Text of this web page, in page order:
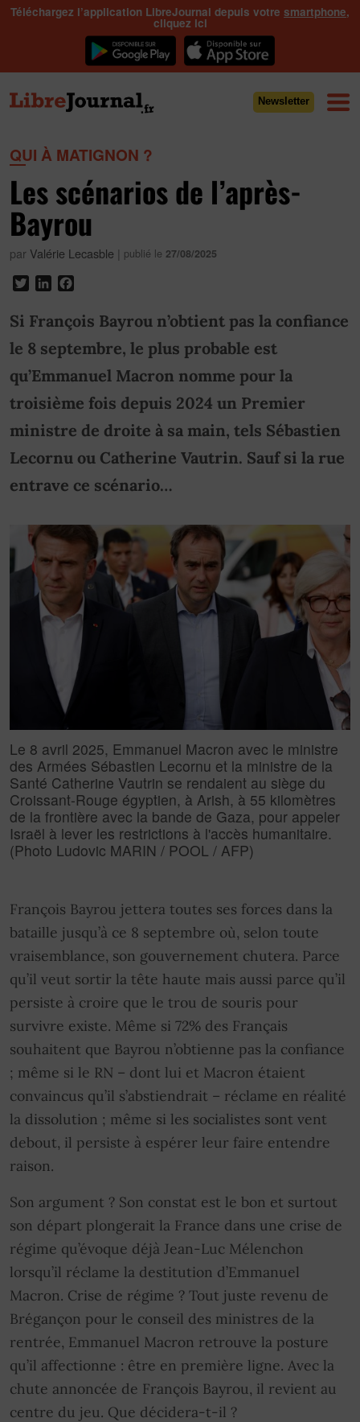
Téléchargez l’application LibreJournal depuis votre smartphone,
cliquez ici
Newsletter
QUI À MATIGNON ?
Les scénarios de l’après-
Bayrou
par Valérie Lecasble | publié le 27/08/2025
TwitterLinkedIn
Si François Bayrou n’obtient pas la confiance
le 8 septembre, le plus probable est
qu’Emmanuel Macron nomme pour la
troisième fois depuis 2024 un Premier
ministre de droite à sa main, tels Sébastien
Lecornu ou Catherine Vautrin. Sauf si la rue
entrave ce scénario…
Le 8 avril 2025, Emmanuel Macron avec le ministre
des Armées Sébastien Lecornu et la ministre de la
Santé Catherine Vautrin se rendaient au siège du
Croissant-Rouge égyptien, à Arish, à 55 kilomètres
de la frontière avec la bande de Gaza, pour appeler
Israël à lever les restrictions à l'accès humanitaire.
(Photo Ludovic MARIN / POOL / AFP)
François Bayrou jettera toutes ses forces dans la
bataille jusqu’à ce 8 septembre où, selon toute
vraisemblance, son gouvernement chutera. Parce
qu’il veut sortir la tête haute mais aussi parce qu’il
persiste à croire que le trou de souris pour
survivre existe. Même si 72% des Français
souhaitent que Bayrou n’obtienne pas la confiance
; même si le RN – dont lui et Macron étaient
convaincus qu’il s’abstiendrait – réclame en réalité
la dissolution ; même si les socialistes sont vent
debout, il persiste à espérer leur faire entendre
raison.
Son argument ? Son constat est le bon et surtout
son départ plongerait la France dans une crise de
régime qu’évoque déjà Jean-Luc Mélenchon
lorsqu’il réclame la destitution d’Emmanuel
Macron. Crise de régime ? Tout juste revenu de
Brégançon pour le conseil des ministres de la
rentrée, Emmanuel Macron retrouve la posture
qu’il affectionne : être en première ligne. Avec la
chute annoncée de François Bayrou, il revient au
centre du jeu. Que décidera-t-il ?